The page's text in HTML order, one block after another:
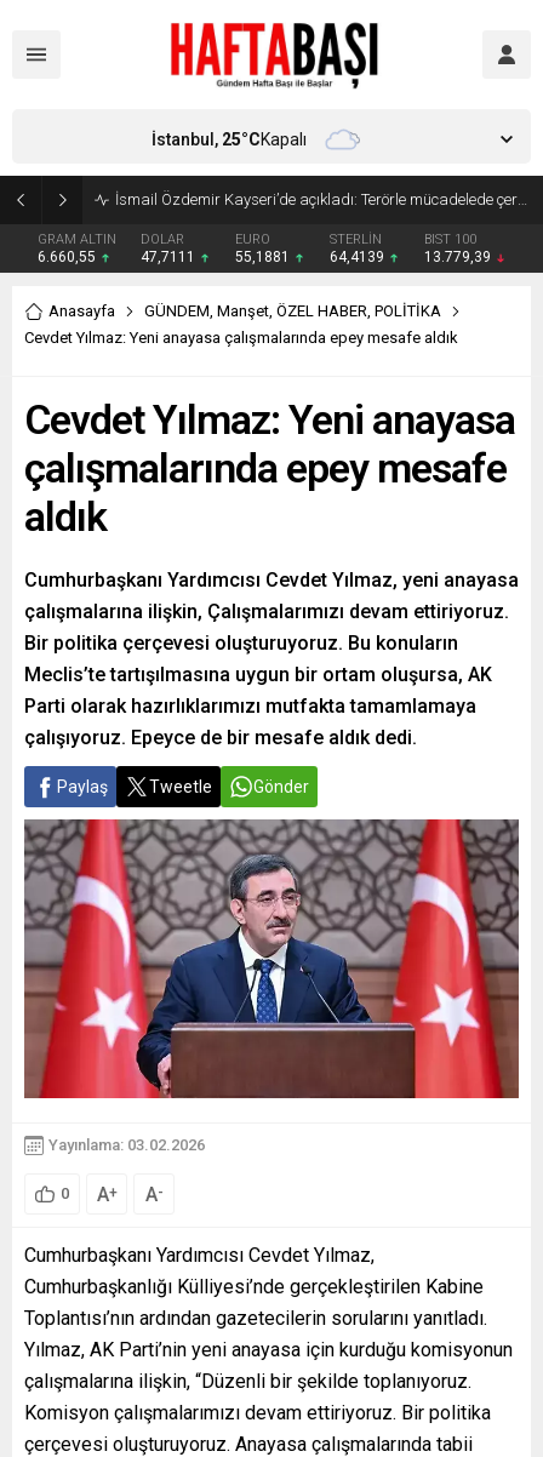
Süleyman Soylu ‘çok korktum’ deyip ilk kez açıkladı: En büyük tehdit dışarısıdır!
GRAM ALTIN
6.660,55
DOLAR
47,7111
EURO
55,1881
STERLİN
64,4139
BIST 100
13.779,39
İstanbul, 25°CKapalı
Anasayfa GÜNDEM, Manşet, ÖZEL HABER, POLİTİKA
Cevdet Yılmaz: Yeni anayasa çalışmalarında epey mesafe aldık
Cevdet Yılmaz: Yeni anayasa
çalışmalarında epey mesafe
aldık
Cumhurbaşkanı Yardımcısı Cevdet Yılmaz, yeni anayasa
çalışmalarına ilişkin, Çalışmalarımızı devam ettiriyoruz.
Bir politika çerçevesi oluşturuyoruz. Bu konuların
Meclis’te tartışılmasına uygun bir ortam oluşursa, AK
Parti olarak hazırlıklarımızı mutfakta tamamlamaya
çalışıyoruz. Epeyce de bir mesafe aldık dedi.
Paylaş Tweetle Gönder
Yayınlama: 03.02.2026
0 A+ A-
Cumhurbaşkanı Yardımcısı Cevdet Yılmaz,
Cumhurbaşkanlığı Külliyesi’nde gerçekleştirilen Kabine
Toplantısı’nın ardından gazetecilerin sorularını yanıtladı.
Yılmaz, AK Parti’nin yeni anayasa için kurduğu komisyonun
çalışmalarına ilişkin, “Düzenli bir şekilde toplanıyoruz.
Komisyon çalışmalarımızı devam ettiriyoruz. Bir politika
çerçevesi oluşturuyoruz. Anayasa çalışmalarında tabii